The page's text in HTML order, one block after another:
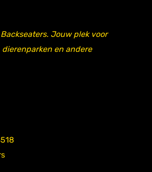
Jouw plek voor
en andere